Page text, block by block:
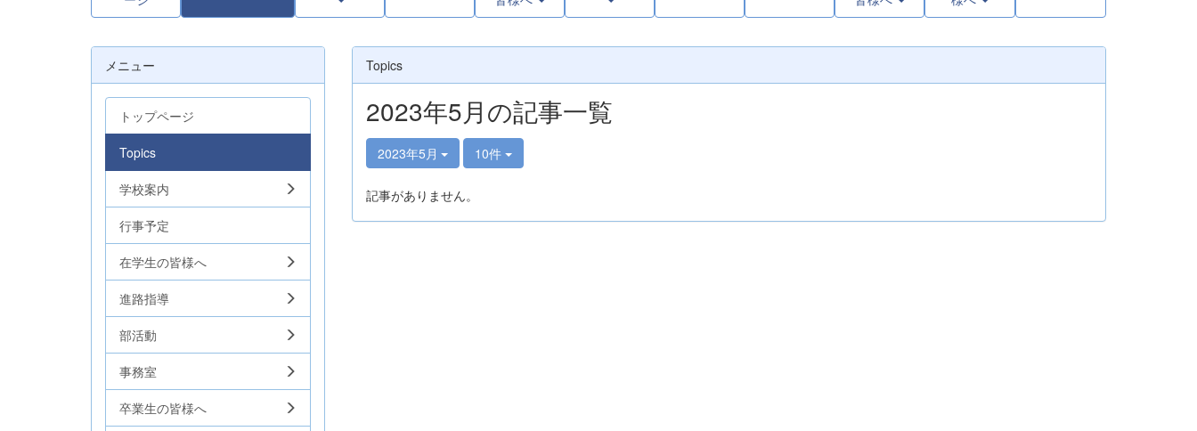
Topics
2023年5月の記事一覧
2023年5月 10件
記事がありません。
メニュー
トップページ
Topics
学校案内
行事予定
在学生の皆様へ
進路指導
部活動
事務室
卒業生の皆様へ